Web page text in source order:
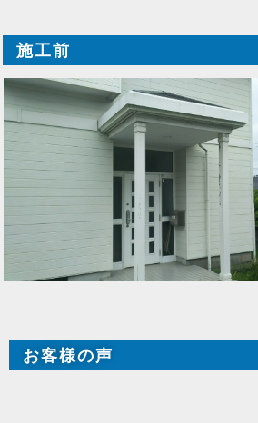
施工前
お客様の声